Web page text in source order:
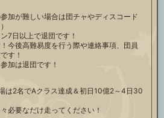
加が難しい場合は団チャやディスコード
7日以上で退団です！
今後高難易度を行う際や連絡事項、団員
す！
加は退団です！
は2名でAクラス達成＆初日10億2～4日30
必要なだけ走ってください！